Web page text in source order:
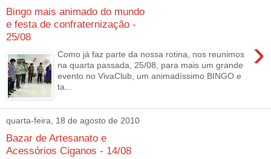
Bingo mais animado do mundo
e festa de confraternização -
25/08
›
Como já faz parte da nossa rotina, nos reunimos
na quarta passada, 25/08, para mais um grande
evento no VivaClub, um animadíssimo BINGO e
ta...
quarta-feira, 18 de agosto de 2010
Bazar de Artesanato e
Acessórios Ciganos - 14/08